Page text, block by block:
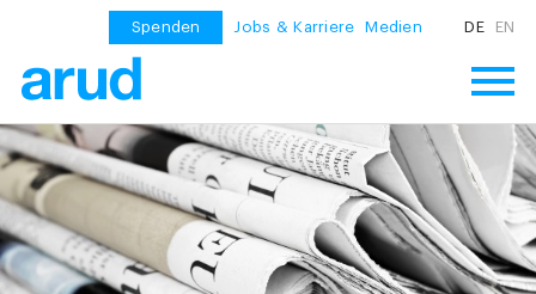
Spenden Jobs & Karriere Medien DE EN